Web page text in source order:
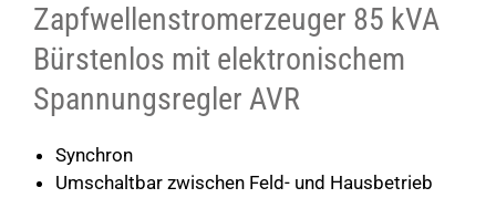
Zapfwellenstromerzeuger 85 kVA
Bürstenlos mit elektronischem
Spannungsregler AVR
Synchron
Umschaltbar zwischen Feld- und Hausbetrieb